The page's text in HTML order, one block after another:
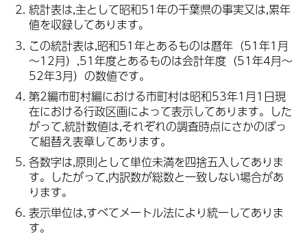
統計表は,主として昭和51年の千葉県の事実又は,累年
値を収録してあります。
この統計表は,昭和51年とあるものは暦年（51年1月
～12月）,51年度とあるものは会計年度（51年4月～
52年3月）の数値です。
第2編市町村編における市町村は昭和53年1月1日現
在における行政区画によって表示してあります。した
がって,統計数値は,それぞれの調査時点にさかのぼっ
て組替え表章してあります。
各数字は,原則として単位未満を四捨五入してありま
す。したがって,内訳数が総数と一致しない場合があ
ります。
表示単位は,すべてメートル法により統一してありま
す。